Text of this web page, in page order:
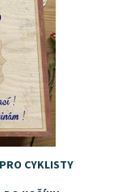
CYKLISTY